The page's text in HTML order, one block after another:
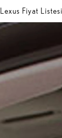
Lexus Fiyat Listesi